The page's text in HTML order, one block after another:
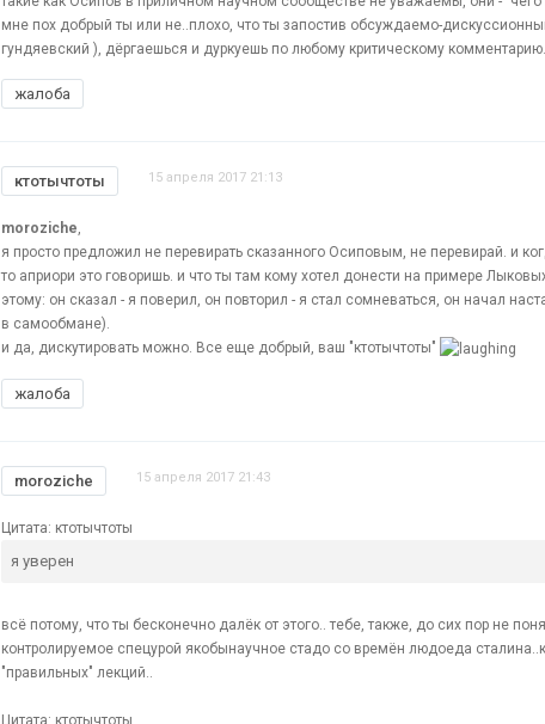
мне пох добрый ты или не..плохо, что ты запостив обсуждаемо-
гундяевский ), дёргаешься и дуркуешь по любому критическому
жалоба
ктотычтоты 15 апреля 2017 21:13
moroziche,
я просто предложил не перевирать сказанного Осиповым, не перевирай. и
то априори это говоришь. и что ты там кому хотел донести на примере
этому: он сказал - я поверил, он повторил - я стал сомневаться, он начал
в самообмане).
и да, дискутировать можно. Все еще добрый, ваш "ктотычтоты"
жалоба
moroziche 15 апреля 2017 21:43
Цитата: ктотычтоты
я уверен
всё потому, что ты бесконечно далёк от этого.. тебе, также, до сих пор не
контролируемое спецурой якобынаучное стадо со времён людоеда
"правильных" лекций..